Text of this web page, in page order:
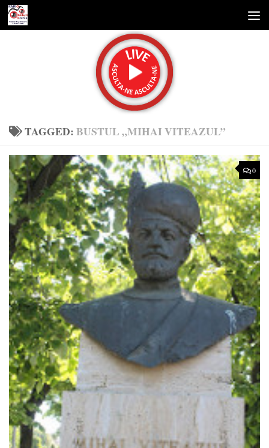
Skip to content
TAGGED:BUSTUL „MIHAI VITEAZUL”
0